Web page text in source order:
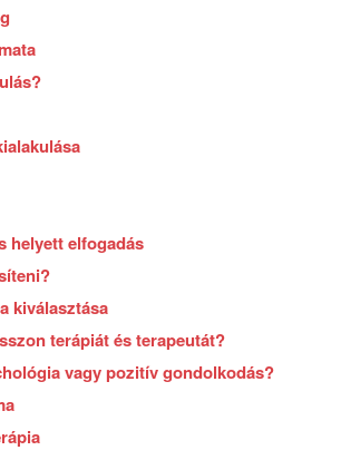
helyett elfogadás
kiválasztása
terápiát és terapeutát?
vagy pozitív gondolkodás?